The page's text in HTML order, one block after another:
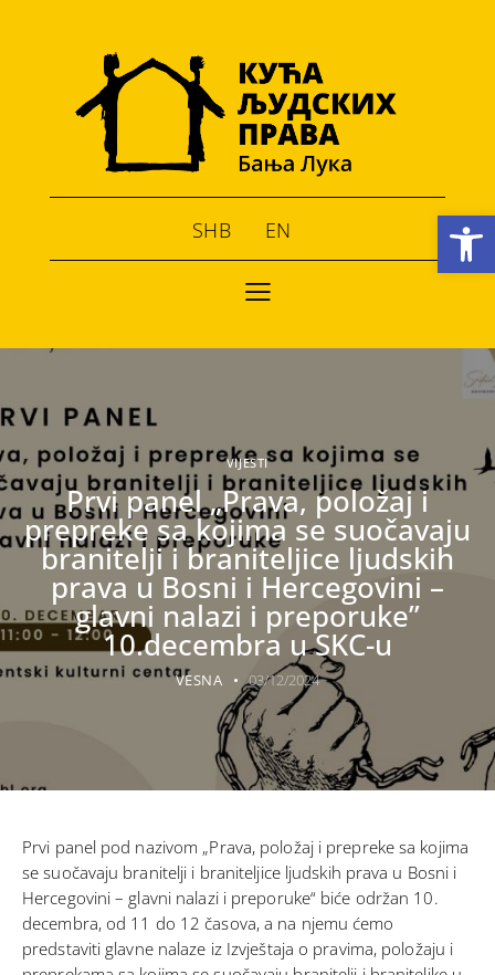
Open toolbar
SHB EN
VIJESTI
Prvi panel „Prava, položaj i
prepreke sa kojima se suočavaju
branitelji i braniteljice ljudskih
prava u Bosni i Hercegovini –
glavni nalazi i preporuke”
10.decembra u SKC-u
VESNA 03/12/2024
Prvi panel pod nazivom „Prava, položaj i prepreke sa kojima
se suočavaju branitelji i braniteljice ljudskih prava u Bosni i
Hercegovini – glavni nalazi i preporuke“ biće održan 10.
decembra, od 11 do 12 časova, a na njemu ćemo
predstaviti glavne nalaze iz Izvještaja o pravima, položaju i